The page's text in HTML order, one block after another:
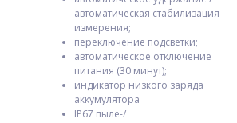
автоматическая стабилизация
измерения;
переключение подсветки;
автоматическое отключение
питания (30 минут);
индикатор низкого заряда
аккумулятора
IP67 пыле-/